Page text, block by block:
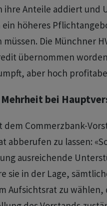
ihre Anteile addiert und
höheres
Die Münchner
übernommen
aber hoch
bei
Commerzbank-
abberufen zu ​lassen:
ausreichende
sie in der Lage,
Aufsichtsrat zu wählen,